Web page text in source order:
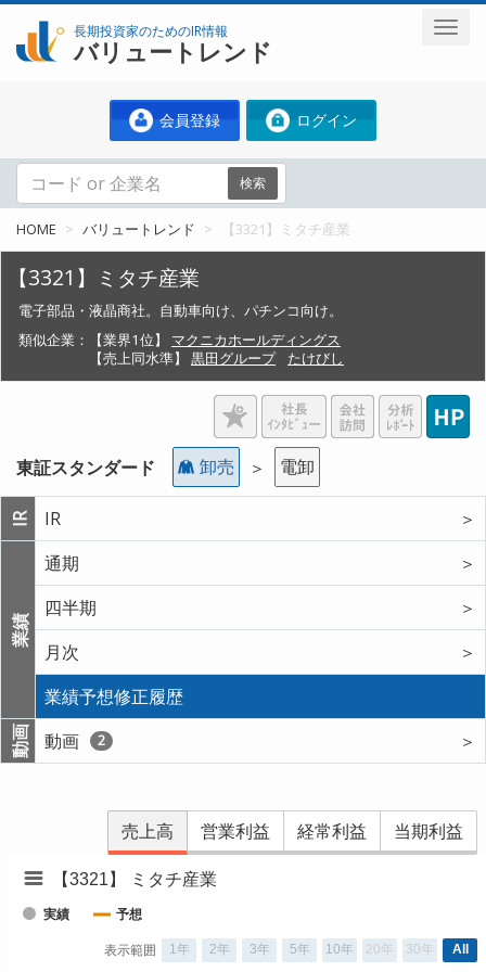
長期投資家のためのIR情報
バリュートレンド
会員登録 ログイン
検索
HOME バリュートレンド 【3321】ミタチ産業
【3321】ミタチ産業
電子部品・液晶商社。自動車向け、パチンコ向け。
類似企業：
【業界1位】
マクニカホールディングス
【売上同水準】
黒田グループ たけびし
東証スタンダード 卸売 ＞ 電卸
IR IR ＞
業績
通期
＞
四半期
＞
月次
＞
業績予想修正履歴
動画 動画 2 ＞
売上高 営業利益 経常利益 当期利益
【3321】 ミタチ産業
表示範囲 1年 2年 3年 5年 10年 20年 30年 All
実績 予想